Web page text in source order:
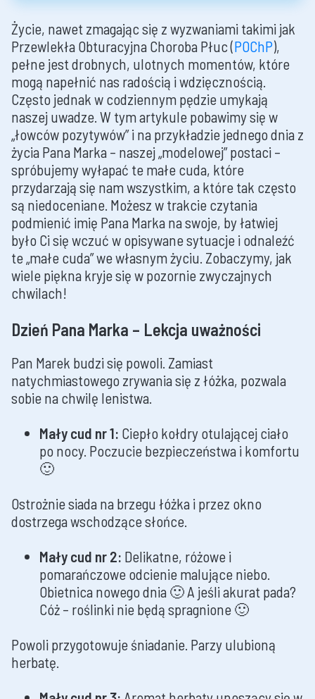
Życie, nawet zmagając się z wyzwaniami takimi jak
Przewlekła Obturacyjna Choroba Płuc (POChP),
pełne jest drobnych, ulotnych momentów, które
mogą napełnić nas radością i wdzięcznością.
Często jednak w codziennym pędzie umykają
naszej uwadze. W tym artykule pobawimy się w
„łowców pozytywów” i na przykładzie jednego dnia z
życia Pana Marka – naszej „modelowej” postaci –
spróbujemy wyłapać te małe cuda, które
przydarzają się nam wszystkim, a które tak często
są niedoceniane. Możesz w trakcie czytania
podmienić imię Pana Marka na swoje, by łatwiej
było Ci się wczuć w opisywane sytuacje i odnaleźć
te „małe cuda” we własnym życiu. Zobaczymy, jak
wiele piękna kryje się w pozornie zwyczajnych
chwilach!
Dzień Pana Marka – Lekcja uważności
Pan Marek budzi się powoli. Zamiast
natychmiastowego zrywania się z łóżka, pozwala
sobie na chwilę lenistwa.
Mały cud nr 1: Ciepło kołdry otulającej ciało
po nocy. Poczucie bezpieczeństwa i komfortu
🙂
Ostrożnie siada na brzegu łóżka i przez okno
dostrzega wschodzące słońce.
Mały cud nr 2: Delikatne, różowe i
pomarańczowe odcienie malujące niebo.
Obietnica nowego dnia 🙂 A jeśli akurat pada?
Cóż – roślinki nie będą spragnione 🙂
Powoli przygotowuje śniadanie. Parzy ulubioną
herbatę.